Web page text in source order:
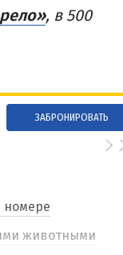
, в 500
ЗАБРОНИРОВАТЬ
номере
животными